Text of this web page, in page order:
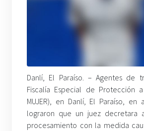
Danlí, El Paraíso. – Agentes de
Fiscalía Especial de Protección
MUJER), en Danlí, El Paraíso, en
lograron que un juez decretara
procesamiento con la medida